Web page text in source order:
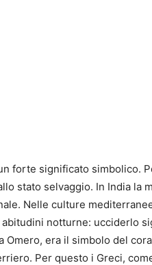
forte significato simbolico.
stato selvaggio. In India la
Nelle culture
notturne: ucciderlo
Omero, era il simbolo del
Per questo i Greci,